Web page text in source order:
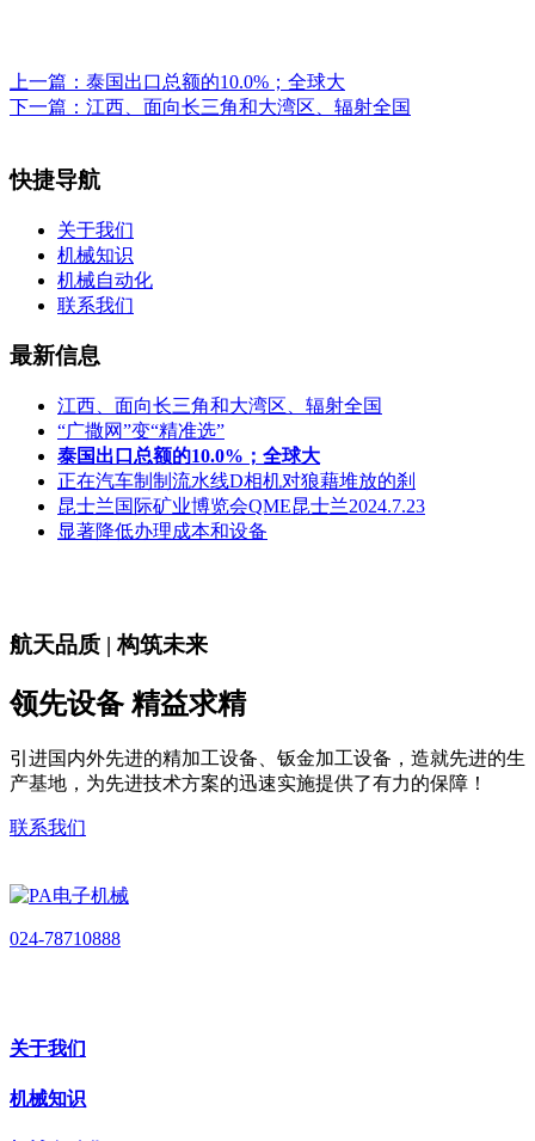
上一篇： 泰国出口总额的10.0%；全球大
下一篇： 江西、面向长三角和大湾区、辐射全国
快捷导航
关于我们
机械知识
机械自动化
联系我们
最新信息
江西、面向长三角和大湾区、辐射全国
“广撒网”变“精准选”
泰国出口总额的10.0%；全球大
正在汽车制制流水线D相机对狼藉堆放的刹
昆士兰国际矿业博览会QME昆士兰2024.7.23
显著降低办理成本和设备
航天品质 | 构筑未来
领先设备 精益求精
引进国内外先进的精加工设备、钣金加工设备，造就先进的生
产基地，为先进技术方案的迅速实施提供了有力的保障！
联系我们
024-78710888
关于我们
机械知识